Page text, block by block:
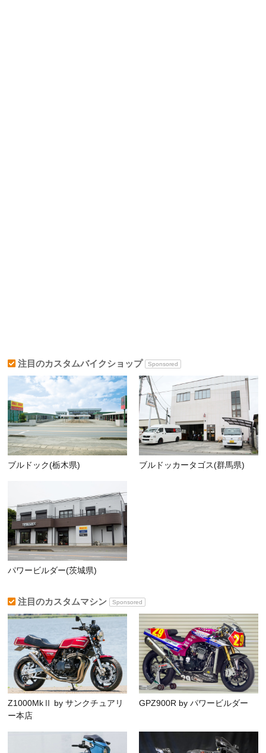
注目のカスタムバイクショップ Sponsored
ブルドック(栃木県) ブルドッカータゴス(群馬県)
パワービルダー(茨城県)
注目のカスタムマシン Sponsored
Z1000MkⅡ by サンクチュアリ
ー本店
GPZ900R by パワービルダー